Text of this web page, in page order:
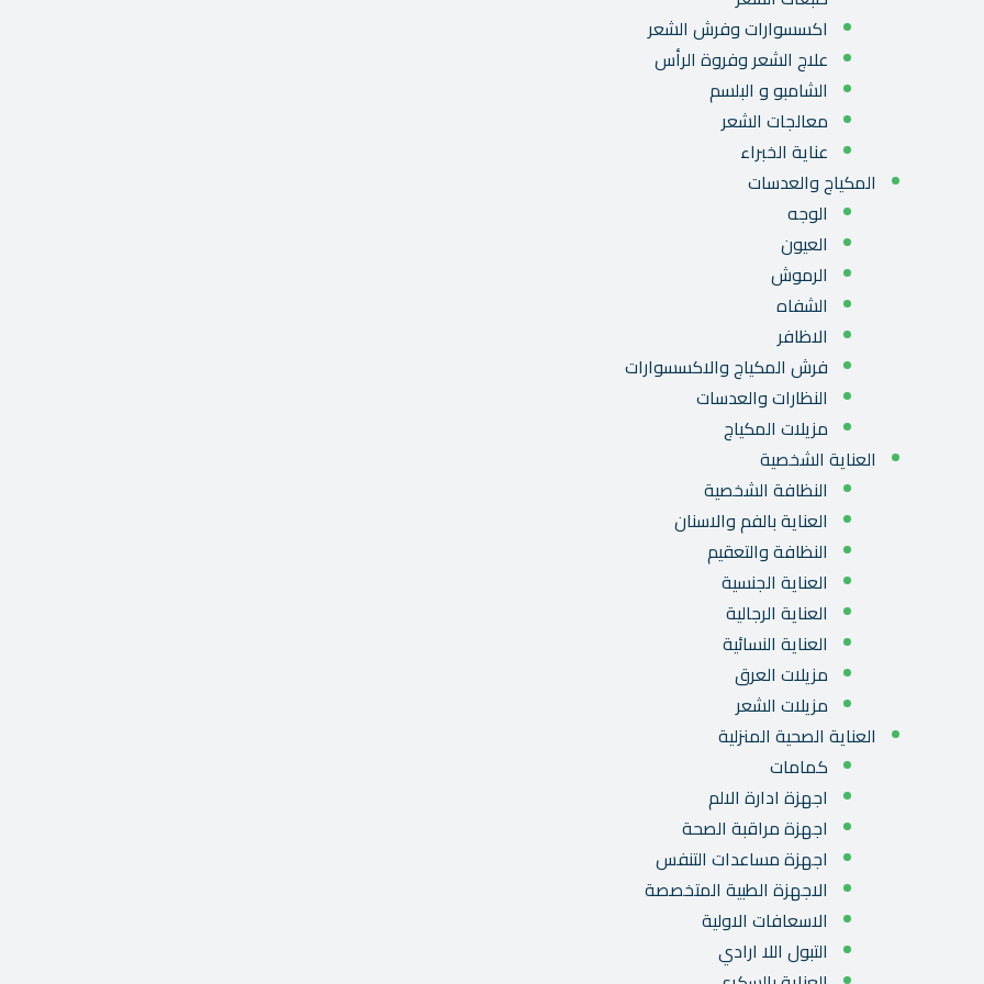
اكسسوارات وفرش الشعر
علاج الشعر وفروة الرأس
الشامبو و البلسم
معالجات الشعر
عناية الخبراء
المكياج والعدسات
الوجه
العيون
الرموش
الشفاه
الاظافر
فرش المكياج والاكسسوارات
النظارات والعدسات
مزيلات المكياج
العناية الشخصية
النظافة الشخصية
العناية بالفم والاسنان
النظافة والتعقيم
العناية الجنسية
العناية الرجالية
العناية النسائية
مزيلات العرق
مزيلات الشعر
العناية الصحية المنزلية
كمامات
اجهزة ادارة الالم
اجهزة مراقبة الصحة
اجهزة مساعدات التنفس
الاجهزة الطبية المتخصصة
الاسعافات الاولية
التبول اللا ارادي